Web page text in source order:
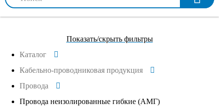
Показать/скрыть фильтры
Каталог
Кабельно-проводниковая продукция
Провода
Провода неизолированные гибкие (АМГ)